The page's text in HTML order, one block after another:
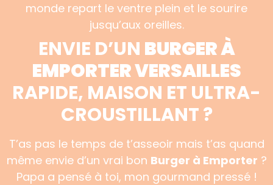
monde repart le ventre plein et le sourire
jusqu’aux oreilles.
ENVIE D’UN BURGER À
EMPORTER VERSAILLES
RAPIDE, MAISON ET ULTRA-
CROUSTILLANT ?
T’as pas le temps de t’asseoir mais t’as quand
même envie d’un vrai bon Burger à Emporter ?
Papa a pensé à toi, mon gourmand pressé !